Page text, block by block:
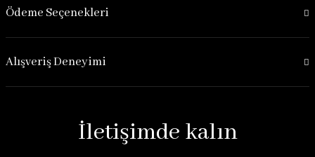
Ödeme Seçenekleri
Alışveriş Deneyimi
İletişimde kalın